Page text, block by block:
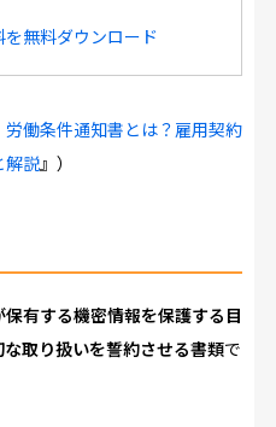
無料ダウンロード
働条件通知書とは？雇用契約
解説』）
有する機密情報を保護する目
取り扱いを誓約させる書類で